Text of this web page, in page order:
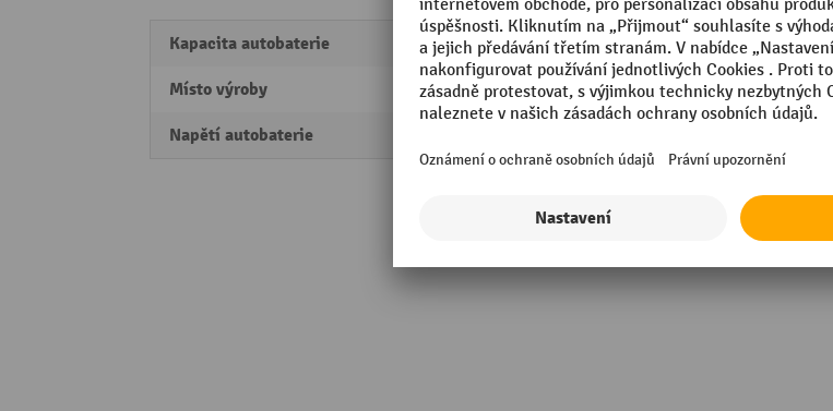
Kapacita autobaterie 1,2 Ah/per unit
Místo výroby Made in Germany
Napětí autobaterie
RAL barva
Segmentu